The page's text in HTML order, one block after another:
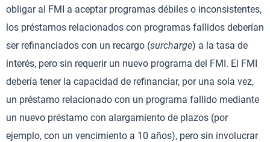
obligar al FMI a aceptar programas débiles o inconsistentes,
los préstamos relacionados con programas fallidos deberían
ser refinanciados con un recargo (surcharge) a la tasa de
interés, pero sin requerir un nuevo programa del FMI. El FMI
debería tener la capacidad de refinanciar, por una sola vez,
un préstamo relacionado con un programa fallido mediante
un nuevo préstamo con alargamiento de plazos (por
ejemplo, con un vencimiento a 10 años), pero sin involucrar